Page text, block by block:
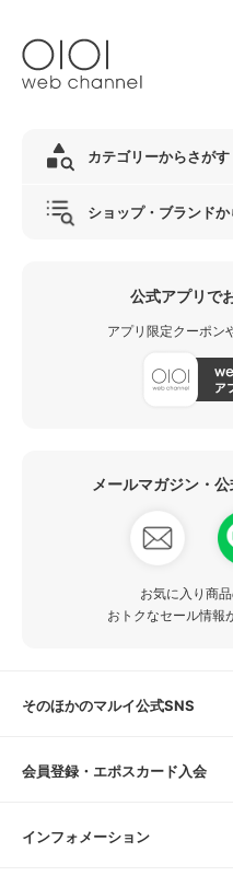
カテゴリーからさがす
ショップ・ブランド
公式アプリで
アプリ限定クーポン
メールマガジン・
お気に入り商
おトクなセール情報
そのほかのマルイ公式SNS
会員登録・エポスカード入会
インフォメーション